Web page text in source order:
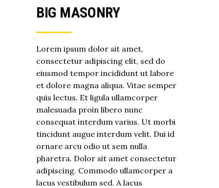
BIG MASONRY
Lorem ipsum dolor sit amet,
consectetur adipiscing elit, sed do
eiusmod tempor incididunt ut labore
et dolore magna aliqua. Vitae semper
quis lectus. Et ligula ullamcorper
malesuada proin libero nunc
consequat interdum varius. Ut morbi
tincidunt augue interdum velit. Dui id
ornare arcu odio ut sem nulla
pharetra. Dolor sit amet consectetur
adipiscing. Commodo ullamcorper a
lacus vestibulum sed. A lacus